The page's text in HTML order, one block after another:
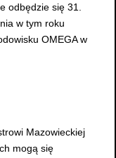
odbędzie się 31.
w tym roku
OMEGA w
Mazowieckiej
mogą się